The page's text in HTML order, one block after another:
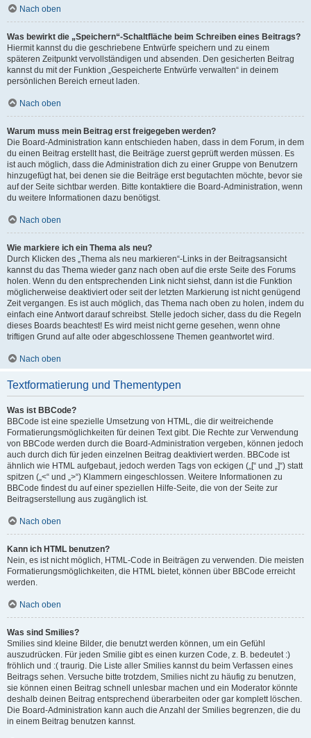
Nach oben
Was bewirkt die „Speichern“-Schaltfläche beim Schreiben eines Beitrags?
Hiermit kannst du die geschriebene Entwürfe speichern und zu einem
späteren Zeitpunkt vervollständigen und absenden. Den gesicherten Beitrag
kannst du mit der Funktion „Gespeicherte Entwürfe verwalten“ in deinem
persönlichen Bereich erneut laden.
Nach oben
Warum muss mein Beitrag erst freigegeben werden?
Die Board-Administration kann entschieden haben, dass in dem Forum, in dem
du einen Beitrag erstellt hast, die Beiträge zuerst geprüft werden müssen. Es
ist auch möglich, dass die Administration dich zu einer Gruppe von Benutzern
hinzugefügt hat, bei denen sie die Beiträge erst begutachten möchte, bevor sie
auf der Seite sichtbar werden. Bitte kontaktiere die Board-Administration, wenn
du weitere Informationen dazu benötigst.
Nach oben
Wie markiere ich ein Thema als neu?
Durch Klicken des „Thema als neu markieren“-Links in der Beitragsansicht
kannst du das Thema wieder ganz nach oben auf die erste Seite des Forums
holen. Wenn du den entsprechenden Link nicht siehst, dann ist die Funktion
möglicherweise deaktiviert oder seit der letzten Markierung ist nicht genügend
Zeit vergangen. Es ist auch möglich, das Thema nach oben zu holen, indem du
einfach eine Antwort darauf schreibst. Stelle jedoch sicher, dass du die Regeln
dieses Boards beachtest! Es wird meist nicht gerne gesehen, wenn ohne
triftigen Grund auf alte oder abgeschlossene Themen geantwortet wird.
Nach oben
Textformatierung und Thementypen
Was ist BBCode?
BBCode ist eine spezielle Umsetzung von HTML, die dir weitreichende
Formatierungsmöglichkeiten für deinen Text gibt. Die Rechte zur Verwendung
von BBCode werden durch die Board-Administration vergeben, können jedoch
auch durch dich für jeden einzelnen Beitrag deaktiviert werden. BBCode ist
ähnlich wie HTML aufgebaut, jedoch werden Tags von eckigen („[“ und „]“) statt
spitzen („<“ und „>“) Klammern eingeschlossen. Weitere Informationen zu
BBCode findest du auf einer speziellen Hilfe-Seite, die von der Seite zur
Beitragserstellung aus zugänglich ist.
Nach oben
Kann ich HTML benutzen?
Nein, es ist nicht möglich, HTML-Code in Beiträgen zu verwenden. Die meisten
Formatierungsmöglichkeiten, die HTML bietet, können über BBCode erreicht
werden.
Nach oben
Was sind Smilies?
Smilies sind kleine Bilder, die benutzt werden können, um ein Gefühl
auszudrücken. Für jeden Smilie gibt es einen kurzen Code, z. B. bedeutet :)
fröhlich und :( traurig. Die Liste aller Smilies kannst du beim Verfassen eines
Beitrags sehen. Versuche bitte trotzdem, Smilies nicht zu häufig zu benutzen,
sie können einen Beitrag schnell unlesbar machen und ein Moderator könnte
deshalb deinen Beitrag entsprechend überarbeiten oder gar komplett löschen.
Die Board-Administration kann auch die Anzahl der Smilies begrenzen, die du
in einem Beitrag benutzen kannst.